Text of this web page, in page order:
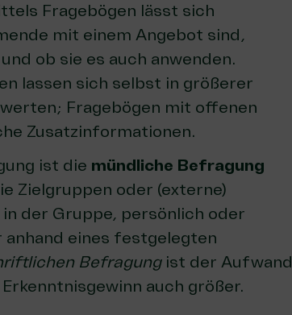
Fragebögen lässt sich
mit einem Angebot sind,
ob sie es auch anwenden.
lassen sich selbst in größerer
Fragebögen mit offenen
Zusatzinformationen.
ist die mündliche Befragung
Zielgruppen oder (externe)
der Gruppe, persönlich oder
eines festgelegten
Befragung ist der Aufwand
auch größer.